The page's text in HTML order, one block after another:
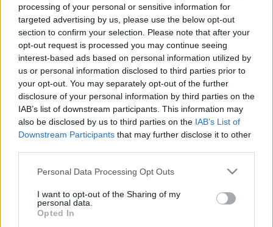
processing of your personal or sensitive information for
targeted advertising by us, please use the below opt-out
section to confirm your selection. Please note that after your
opt-out request is processed you may continue seeing
interest-based ads based on personal information utilized by
us or personal information disclosed to third parties prior to
your opt-out. You may separately opt-out of the further
disclosure of your personal information by third parties on the
IAB’s list of downstream participants. This information may
also be disclosed by us to third parties on the IAB’s List of
Downstream Participants that may further disclose it to other
Please note that this website/app uses one or more Google
not limited to your visit or usage behaviour. You may click to
grant or deny consent to Google and its third-party tags to
use your data for below specified purposes in below Google
Personal Data Processing Opt Outs
I want to opt-out of the Sharing of my
personal data.
Opted In
Για γενικές πληροφορίες:info@xanthakos.gr
Για την Κρήτη και τα Δωδεκάνησα:creta@xanthakos.gr
Για καμινάδες - αεραγωγούς: agogos@xanthakos.gr
Για τεχνική υποστήριξη:support@xanthakos.gr
Φωτογραφίες